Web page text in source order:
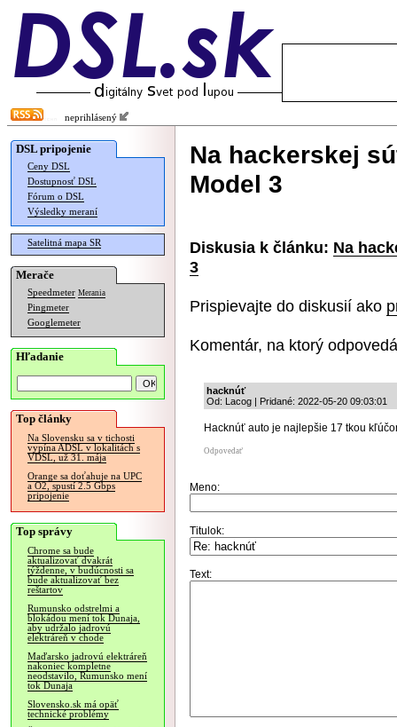
neprihlásený
DSL pripojenie
Ceny DSL
Dostupnosť DSL
Fórum o DSL
Výsledky meraní
Satelitná mapa SR
Merače
Speedmeter Merania
Pingmeter
Googlemeter
Hľadanie
Top články
Na Slovensku sa v tichosti
vypína ADSL v lokalitách s
VDSL, už 31. mája
Orange sa doťahuje na UPC
a O2, spustí 2.5 Gbps
pripojenie
Top správy
Chrome sa bude
aktualizovať dvakrát
týždenne, v budúcnosti sa
bude aktualizovať bez
reštartov
Rumunsko odstrelmi a
blokádou mení tok Dunaja,
aby udržalo jadrovú
elektráreň v chode
Maďarsko jadrovú elektráreň
nakoniec kompletne
neodstavilo, Rumunsko mení
tok Dunaja
Slovensko.sk má opäť
technické problémy
Na hackerskej
Model 3
Diskusia k článku: Na
3
Prispievajte do diskusií ako
Komentár, na ktorý
hacknúť
Od: Lacog | Pridané: 2022-05-20 09:03:01
Hacknúť auto je najlepšie 17 tkou
Odpovedať
Meno:
Titulok:
Text: